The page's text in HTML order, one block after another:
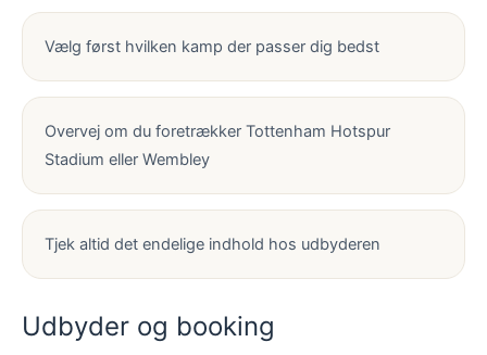
Vælg først hvilken kamp der passer dig bedst
Overvej om du foretrækker Tottenham Hotspur
Stadium eller Wembley
Tjek altid det endelige indhold hos udbyderen
Udbyder og booking